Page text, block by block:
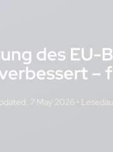
des
–
7 May 2026 •